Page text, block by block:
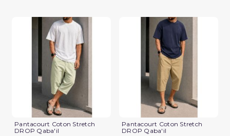
Pantacourt Coton Stretch
DROP Qaba'il
Pantacourt Coton Stretch
DROP Qaba'il